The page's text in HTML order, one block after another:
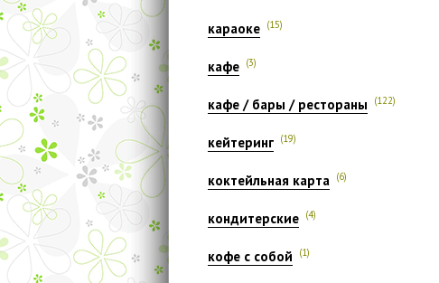
караоке (15)
кафе (3)
кафе / бары / рестораны (122)
кейтеринг (19)
коктейльная карта (6)
кондитерские (4)
кофе с собой (1)